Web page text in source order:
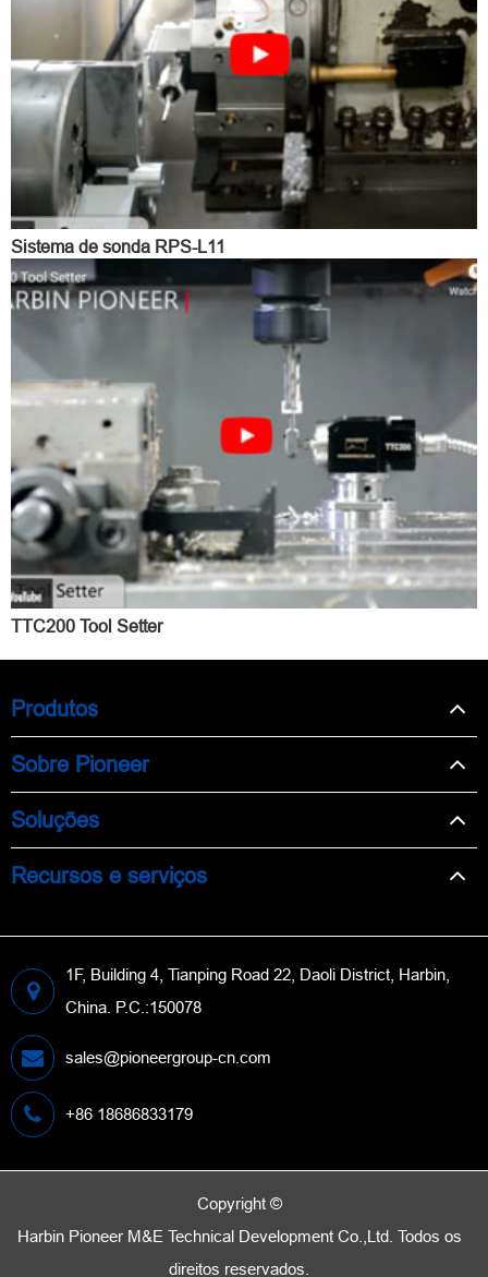
Sistema de sonda RPS-L11
TTC200 Tool Setter
Produtos
Sobre Pioneer
Soluções
Recursos e serviços
1F, Building 4, Tianping Road 22, Daoli District, Harbin,
China. P.C.:150078
sales@pioneergroup-cn.com
+86 18686833179
Copyright ©
Harbin Pioneer M&E Technical Development Co.,Ltd. Todos os
direitos reservados.